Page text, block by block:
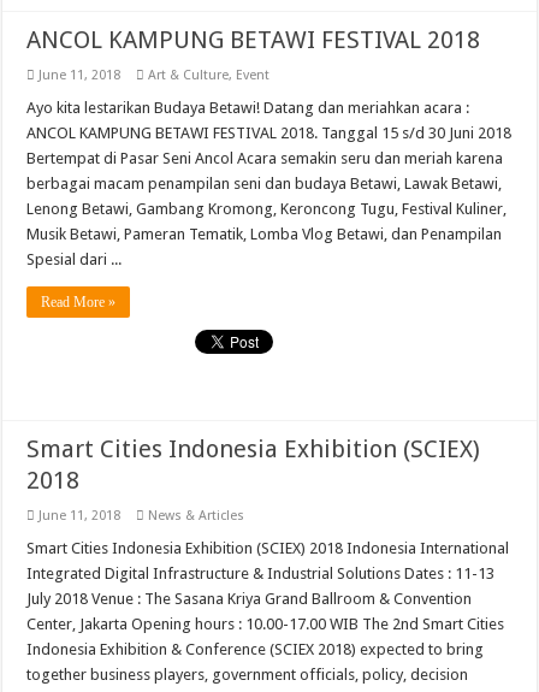
ANCOL KAMPUNG BETAWI FESTIVAL 2018
June 11, 2018 Art & Culture, Event
Ayo kita lestarikan Budaya Betawi! Datang dan meriahkan acara :
ANCOL KAMPUNG BETAWI FESTIVAL 2018. Tanggal 15 s/d 30 Juni 2018
Bertempat di Pasar Seni Ancol Acara semakin seru dan meriah karena
berbagai macam penampilan seni dan budaya Betawi, Lawak Betawi,
Lenong Betawi, Gambang Kromong, Keroncong Tugu, Festival Kuliner,
Musik Betawi, Pameran Tematik, Lomba Vlog Betawi, dan Penampilan
Spesial dari ...
Read More »
Smart Cities Indonesia Exhibition (SCIEX)
2018
June 11, 2018 News & Articles
Smart Cities Indonesia Exhibition (SCIEX) 2018 Indonesia International
Integrated Digital Infrastructure & Industrial Solutions Dates : 11-13
July 2018 Venue : The Sasana Kriya Grand Ballroom & Convention
Center, Jakarta Opening hours : 10.00-17.00 WIB The 2nd Smart Cities
Indonesia Exhibition & Conference (SCIEX 2018) expected to bring
together business players, government officials, policy, decision